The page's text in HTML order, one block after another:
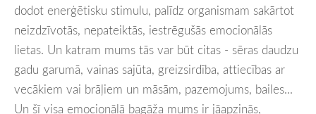
dodot enerģētisku stimulu, palīdz organismam sakārtot
neizdzīvotās, nepateiktās, iestrēgušās emocionālās
lietas. Un katram mums tās var būt citas - sēras daudzu
gadu garumā, vainas sajūta, greizsirdība, attiecības ar
vecākiem vai brāļiem un māsām, pazemojums, bailes...
Un šī visa emocionālā bagāža mums ir jāapzinās,